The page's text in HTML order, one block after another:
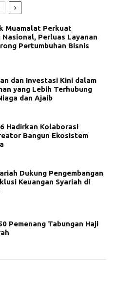
Muamalat Perkuat
Nasional, Perluas Layanan
Pertumbuhan Bisnis
dan Investasi Kini dalam
yang Lebih Terhubung
dan Ajaib
Hadirkan Kolaborasi
Bangun Ekosistem
Dukung Pengembangan
Keuangan Syariah di
Pemenang Tabungan Haji